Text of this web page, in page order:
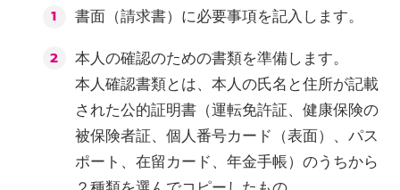
書面（請求書）に必要事項を記入します。
本人の確認のための書類を準備します。
本人確認書類とは、本人の氏名と住所が記載
された公的証明書（運転免許証、健康保険の
被保険者証、個人番号カード（表面）、パス
ポート、在留カード、年金手帳）のうちから